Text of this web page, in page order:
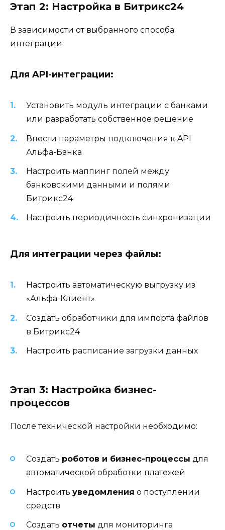
Этап 2: Настройка в Битрикс24
В зависимости от выбранного способа
интеграции:
Для API-интеграции:
Установить модуль интеграции с банками
или разработать собственное решение
Внести параметры подключения к API
Альфа-Банка
Настроить маппинг полей между
банковскими данными и полями
Битрикс24
Настроить периодичность синхронизации
Для интеграции через файлы:
Настроить автоматическую выгрузку из
«Альфа-Клиент»
Создать обработчики для импорта файлов
в Битрикс24
Настроить расписание загрузки данных
Этап 3: Настройка бизнес-
процессов
После технической настройки необходимо:
Создать роботов и бизнес-процессы для
автоматической обработки платежей
Настроить уведомления о поступлении
средств
Создать отчеты для мониторинга